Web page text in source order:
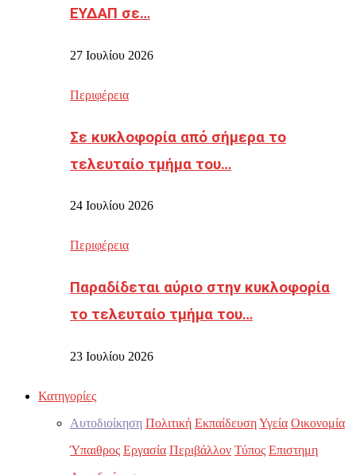
ΕΥΔΑΠ σε…
27 Ιουλίου 2026
Περιφέρεια
Σε κυκλοφορία από σήμερα το
τελευταίο τμήμα του…
24 Ιουλίου 2026
Περιφέρεια
Παραδίδεται αύριο στην κυκλοφορία
το τελευταίο τμήμα του…
23 Ιουλίου 2026
Κατηγορίες
Αυτοδιοίκηση Πολιτική ΕκπαίδευσηΥγεία Οικονομία
Ύπαιθρος Εργασία Περιβάλλον Τύπος Επιστημη